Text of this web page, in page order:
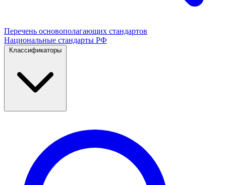
Перечень основополагающих стандартов
Национальные стандарты РФ
Классификаторы